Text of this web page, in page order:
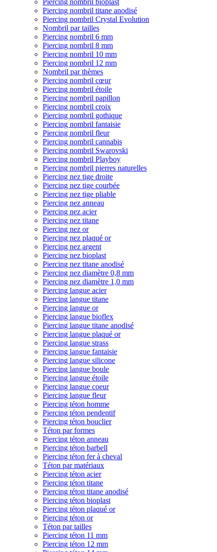
Piercing nombril bioplast
Piercing nombril titane anodisé
Piercing nombril Crystal Evolution
Nombril par tailles
Piercing nombril 6 mm
Piercing nombril 8 mm
Piercing nombril 10 mm
Piercing nombril 12 mm
Nombril par thèmes
Piercing nombril cœur
Piercing nombril étoile
Piercing nombril papillon
Piercing nombril croix
Piercing nombril gothique
Piercing nombril fantaisie
Piercing nombril fleur
Piercing nombril cannabis
Piercing nombril Swarovski
Piercing nombril Playboy
Piercing nombril pierres naturelles
Piercing nez tige droite
Piercing nez tige courbée
Piercing nez tige pliable
Piercing nez anneau
Piercing nez acier
Piercing nez titane
Piercing nez or
Piercing nez plaqué or
Piercing nez argent
Piercing nez bioplast
Piercing nez titane anodisé
Piercing nez diamètre 0,8 mm
Piercing nez diamètre 1,0 mm
Piercing langue acier
Piercing langue titane
Piercing langue or
Piercing langue bioflex
Piercing langue titane anodisé
Piercing langue plaqué or
Piercing langue strass
Piercing langue fantaisie
Piercing langue silicone
Piercing langue boule
Piercing langue étoile
Piercing langue coeur
Piercing langue fleur
Piercing téton homme
Piercing téton pendentif
Piercing téton bouclier
Téton par formes
Piercing téton anneau
Piercing téton barbell
Piercing téton fer à cheval
Téton par matériaux
Piercing téton acier
Piercing téton titane
Piercing téton titane anodisé
Piercing téton bioplast
Piercing téton plaqué or
Piercing téton or
Téton par tailles
Piercing téton 11 mm
Piercing téton 12 mm